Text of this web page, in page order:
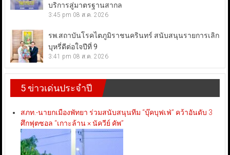
บริการสู่มาตรฐานสากล
3:45 pm 08 ส.ค. 2026
รพ.สถาบันโรคไตภูมิราชนครินทร์ สนับสนุนรายการเลิก
บุหรี่ดีต่อใจปีที่ 9
3:41 pm 08 ส.ค. 2026
5 ข่าวเด่นประจำปี
สภท.-นายกเมืองพัทยา ร่วมสนับสนุนทีม “บุ๊คบุฟเฟ่” คว้าอันดับ 3
ศึกฟุตซอล “เกาะล้าน × นัควีย์ คัพ”